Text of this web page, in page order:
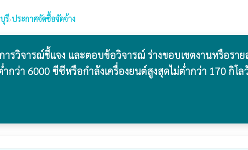
รี›ประกาศจัดซื้อจัดจ้าง
รวิจารณ์ชี้แจง และตอบข้อวิจารณ์ ร่างขอบเขตงานหรือร
ว่า 6000 ซีซีหรือกำลังเครื่องยนต์สูงสุดไม่ต่ำกว่า 170 กิโ